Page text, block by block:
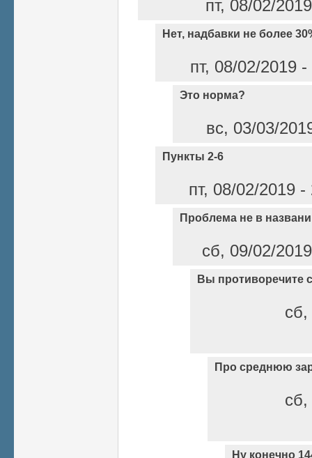
пт, 08/02/
Нет, надбавки не более
пт, 08/02/2019
Это норма?
вс, 03/03/
Пункты 2-6
пт, 08/02/2019
Проблема не в
сб, 09/02/
Вы противоречите
Про среднюю
Ну конечно